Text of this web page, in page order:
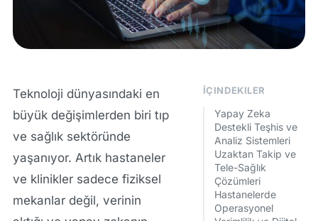
İÇINDEKILER
Yapay Zeka
Destekli Teşhis ve
Analiz Sistemleri
Uzaktan Takip ve
Tele-Sağlık
Çözümleri
Hastanelerde
Operasyonel
Teknoloji dünyasındaki en
büyük değişimlerden biri tıp
ve sağlık sektöründe
yaşanıyor. Artık hastaneler
ve klinikler sadece fiziksel
mekanlar değil, verinin